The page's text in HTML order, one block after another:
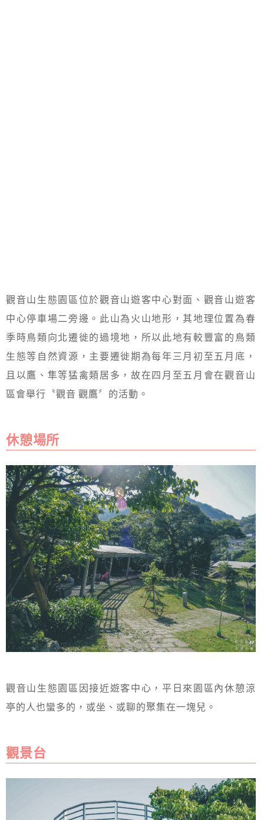
觀音山生態園區位於觀音山遊客中心對面、觀音山遊客
中心停車場二旁邊。此山為火山地形，其地理位置為春
季時鳥類向北遷徙的過境地，所以此地有較豐富的鳥類
生態等自然資源，主要遷徙期為每年三月初至五月底，
且以鷹、隼等猛禽類居多，故在四月至五月會在觀音山
區會舉行〝觀音 觀鷹〞的活動。
休憩場所
觀音山生態園區因接近遊客中心，平日來園區內休憩涼
亭的人也蠻多的，或坐、或聊的聚集在一塊兒。
觀景台